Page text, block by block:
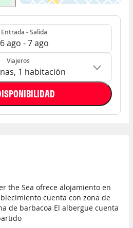
Entrada - Salida
6 ago - 7 ago
1 habitación
Viajeros
1 habitación
the Sea ofrece alojamiento en
cuenta con zona de
de barbacoa El albergue cuenta